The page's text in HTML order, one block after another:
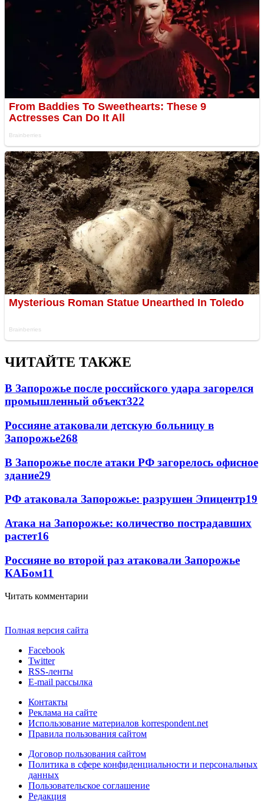
ЧИТАЙТЕ ТАКЖЕ
В Запорожье после российского удара загорелся
промышленный объект322
Россияне атаковали детскую больницу в
Запорожье268
В Запорожье после атаки РФ загорелось офисное
здание29
РФ атаковала Запорожье: разрушен Эпицентр19
Атака на Запорожье: количество пострадавших
растет16
Россияне во второй раз атаковали Запорожье
КАБом11
Читать комментарии
Полная версия сайта
Facebook
Twitter
RSS-ленты
E-mail рассылка
Контакты
Реклама на сайте
Использование материалов korrespondent.net
Правила пользования сайтом
Договор пользования сайтом
Политика в сфере конфиденциальности и персональных
данных
Пользовательское соглашение
Редакция